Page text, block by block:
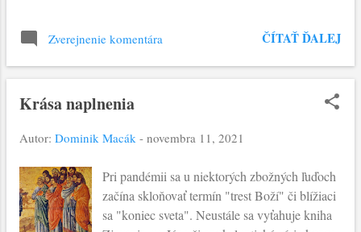
horizonte. Vytrvalosť, ktorá mení postoj i
takého človeka, ktorý je považovaný za to, čo
"sa Boha nebál a ľudí nehanbil...
každodennosť novým spôsobom. Totiž Ježiš
hovorí o ľuďoch, ktorých pozornosť je
zameraná na seba samých: "jedli, pili,
kupovali, predávali, sadili, stavali..." Ide o
a schematické. Ktoré však, ak človek dá do
podstatnejšie. Ide o každodenné konanie,
ktorým človek riskuje, že stratí vnímanie
pestrosti života a podstatu samotného života. A
Zverejnenie komentára ČÍTAŤ ĎALEJ
Krása naplnenia
Autor: Dominik Macák - novembra 11, 2021
Pri pandémii sa u niektorých zbožných ľuďoch
začína skloňovať termín "trest Boží" či blížiaci
sa "koniec sveta". Neustále sa vyťahuje kniha